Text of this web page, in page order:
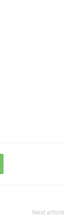
Next article